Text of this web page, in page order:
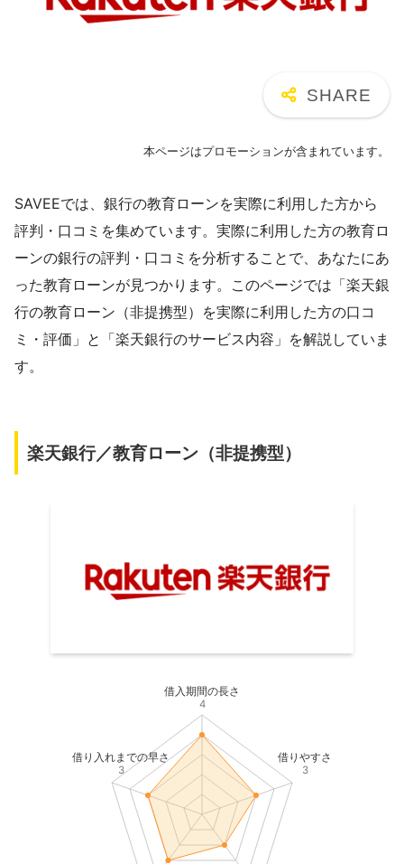
本ページはプロモーションが含まれています。
SAVEEでは、銀行の教育ローンを実際に利用した方から
評判・口コミを集めています。実際に利用した方の教育ロ
ーンの銀行の評判・口コミを分析することで、あなたにあ
った教育ローンが見つかります。このページでは「楽天銀
行の教育ローン（非提携型）を実際に利用した方の口コ
ミ・評価」と「楽天銀行のサービス内容」を解説していま
す。
楽天銀行／教育ローン（非提携型）
借入期間の長さ
4
借り入れまでの早さ
3
借りやすさ
3